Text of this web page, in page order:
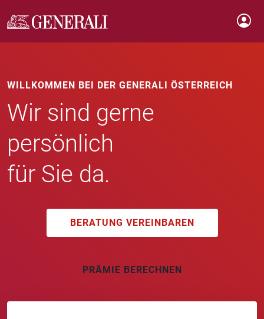
WILLKOMMEN BEI DER GENERALI ÖSTERREICH
Wir sind gerne
persönlich
für Sie da.
BERATUNG VEREINBAREN
PRÄMIE BERECHNEN